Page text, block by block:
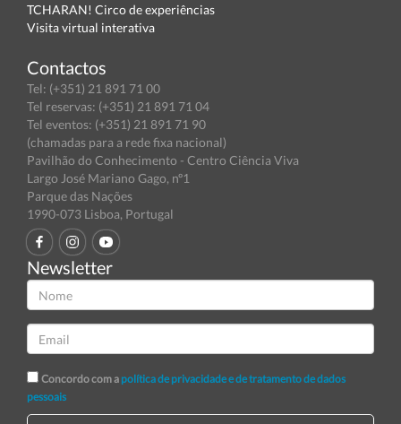
TCHARAN! Circo de experiências
Visita virtual interativa
Contactos
Tel: (+351) 21 891 71 00
Tel reservas: (+351) 21 891 71 04
Tel eventos: (+351) 21 891 71 90
(chamadas para a rede fixa nacional)
Pavilhão do Conhecimento - Centro Ciência Viva
Largo José Mariano Gago, nº1
Parque das Nações
1990-073 Lisboa, Portugal
Newsletter
Concordo com a política de privacidade e de tratamento de dados
pessoais